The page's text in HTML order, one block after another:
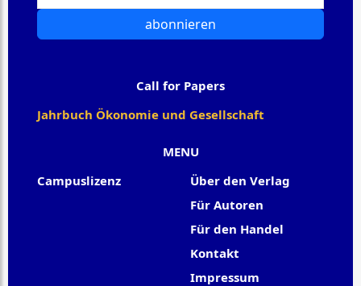
MENU
Campuslizenz
Über den Verlag
Für Autoren
Für den Handel
Kontakt
Impressum
abonnieren
Call for Papers
Jahrbuch Ökonomie und Gesellschaft